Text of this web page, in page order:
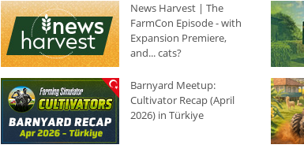
News Harvest | The
FarmCon Episode - with
Expansion Premiere,
and... cats?
Barnyard Meetup:
Cultivator Recap (April
2026) in Türkiye